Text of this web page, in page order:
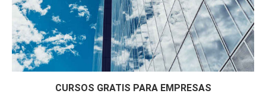
efónica (20 horas)
Curso Gratis Calidad en la atención al c
liente (25 horas)
Curso Gratis Logística de Almacenamiento
(25 horas)
Curso Gratis Gestión de Residuos, Envase
Curso Gratis de Escaparatismo Comercial
CURSOS GRATIS PARA EMPRESAS